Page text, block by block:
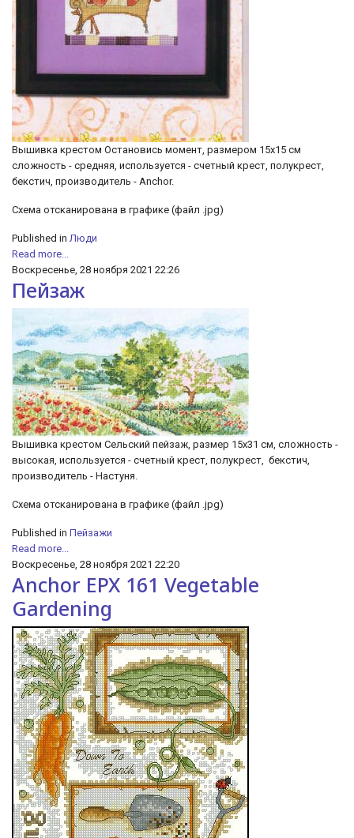
Вышивка крестом Остановись момент, размером 15х15 см
сложность - средняя, используется - счетный крест, полукрест,
бекстич, производитель - Anchor.
Схема отсканирована в графике (файл .jpg)
Published in Люди
Read more...
Воскресенье, 28 ноября 2021 22:26
Пейзаж
Вышивка крестом Сельский пейзаж, размер 15х31 см, сложность -
высокая, используется - счетный крест, полукрест, бекстич,
производитель - Настуня.
Схема отсканирована в графике (файл .jpg)
Published in Пейзажи
Read more...
Воскресенье, 28 ноября 2021 22:20
Anchor EPX 161 Vegetable
Gardening